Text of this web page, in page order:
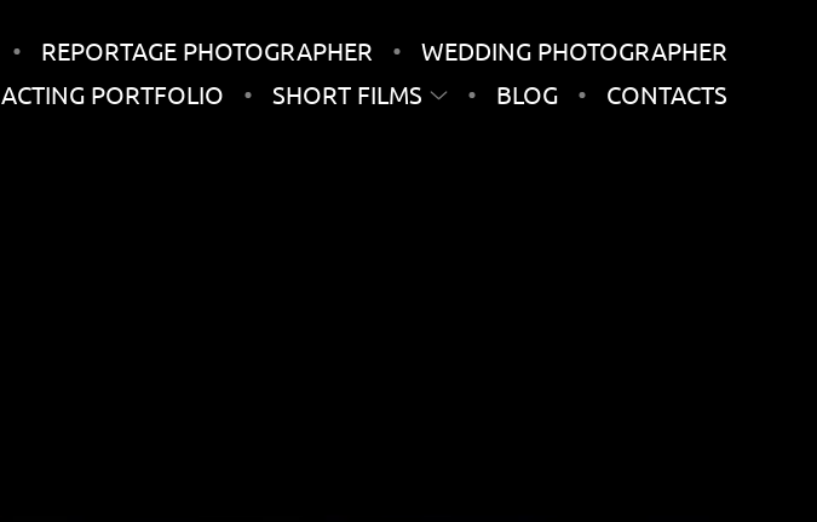
REPORTAGE PHOTOGRAPHER
WEDDING PHOTOGRAPHER
ACTING PORTFOLIO
SHORT FILMS BLOG CONTACTS